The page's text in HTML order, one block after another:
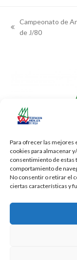
Para ofrecer las mejores
cookies para almacenar
consentimiento de estas
comportamiento de
No consentir o retirar el
ciertas características y
previous
Campeonato de
de J/80
Todos los